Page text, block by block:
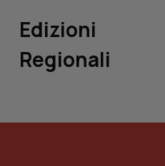
Edizioni
Regionali